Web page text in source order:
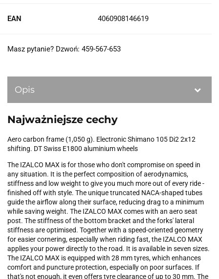
EAN 4060908146619
Masz pytanie? Dzwoń: 459-567-653
Opis
Najważniejsze cechy
Aero carbon frame (1,050 g). Electronic Shimano 105 Di2 2x12
shifting. DT Swiss E1800 aluminium wheels
The IZALCO MAX is for those who don't compromise on speed in
any situation. It is the perfect composition of aerodynamics,
stiffness and low weight to give you much more out of every ride -
finished off with style. The unique truncated NACA-shaped tubes
guide the airflow along their surface, reducing drag to a minimum
while saving weight. The IZALCO MAX comes with an aero seat
post. The stiffness of the bottom bracket and the forks' lateral
stiffness are optimised. Together with a speed-oriented geometry
for easier cornering, especially when riding fast, the IZALCO MAX
applies your power directly to the road. It is available in seven sizes.
The IZALCO MAX is equipped with 28 mm tyres, which enhances
comfort and puncture protection, especially on poor surfaces. If
that's not enough, it even offers tyre clearance of up to 30 mm. The